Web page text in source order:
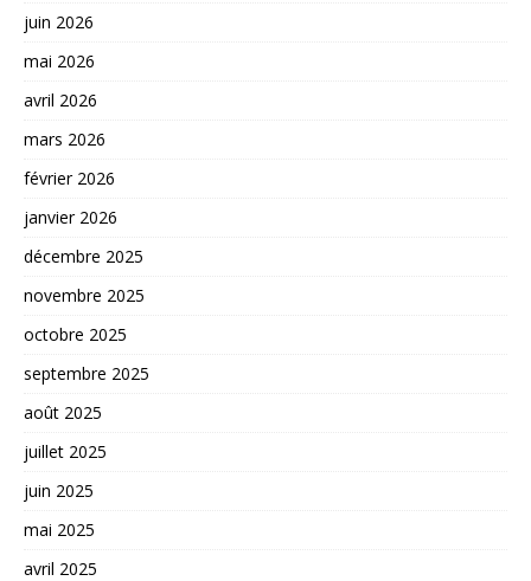
juin 2026
mai 2026
avril 2026
mars 2026
février 2026
janvier 2026
décembre 2025
novembre 2025
octobre 2025
septembre 2025
août 2025
juillet 2025
juin 2025
mai 2025
avril 2025